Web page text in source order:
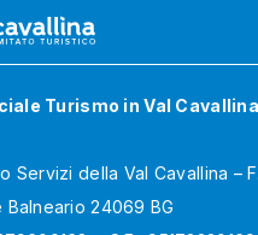
Turismo in Val
Servizi della Val Cavallina –
Balneario 24069 BG